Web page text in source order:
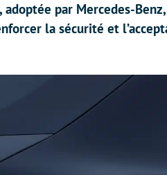
par Mercedes-
la sécurité et